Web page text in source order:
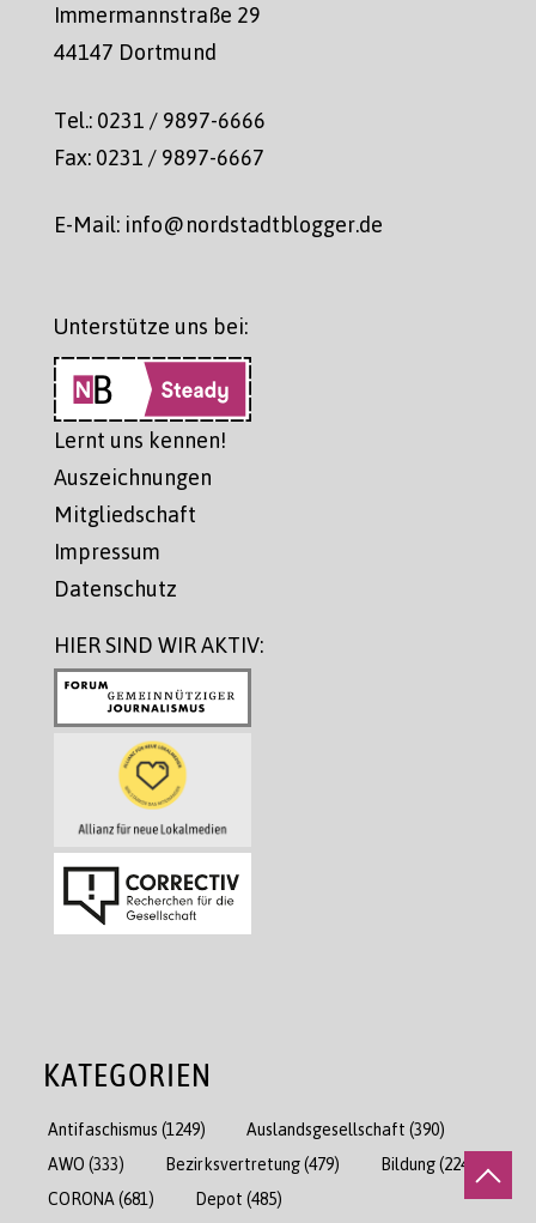
Immermannstraße 29
44147 Dortmund
Tel.: 0231 / 9897-6666
Fax: 0231 / 9897-6667
E-Mail: info@nordstadtblogger.de
Unterstütze uns bei:
Lernt uns kennen!
Auszeichnungen
Mitgliedschaft
Impressum
Datenschutz
HIER SIND WIR AKTIV:
KATEGORIEN
Antifaschismus (1249) Auslandsgesellschaft (390)
AWO (333) Bezirksvertretung(479) Bildung(2244)
CORONA (681) Depot (485)